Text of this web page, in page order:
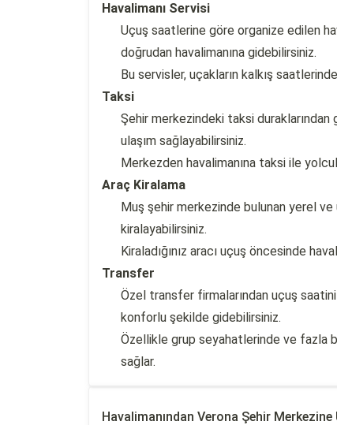
Havalimanı Servisi
Uçuş saatlerine göre organize edilen
doğrudan havalimanına gidebilirsiniz.
Bu servisler, uçakların kalkış
Taksi
Şehir merkezindeki taksi duraklarından
ulaşım sağlayabilirsiniz.
Merkezden havalimanına taksi ile
Araç Kiralama
Muş şehir merkezinde bulunan yerel
kiralayabilirsiniz.
Kiraladığınız aracı uçuş öncesinde
Transfer
Özel transfer firmalarından uçuş
konforlu şekilde gidebilirsiniz.
Özellikle grup seyahatlerinde ve fazla
sağlar.
Havalimanından Verona Şehir Merkezine